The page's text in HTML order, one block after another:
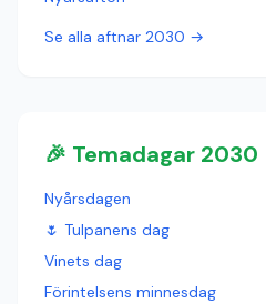
Se alla aftnar 2030 →
🎉 Temadagar 2030
Nyårsdagen
🌷 Tulpanens dag
Vinets dag
Förintelsens minnesdag